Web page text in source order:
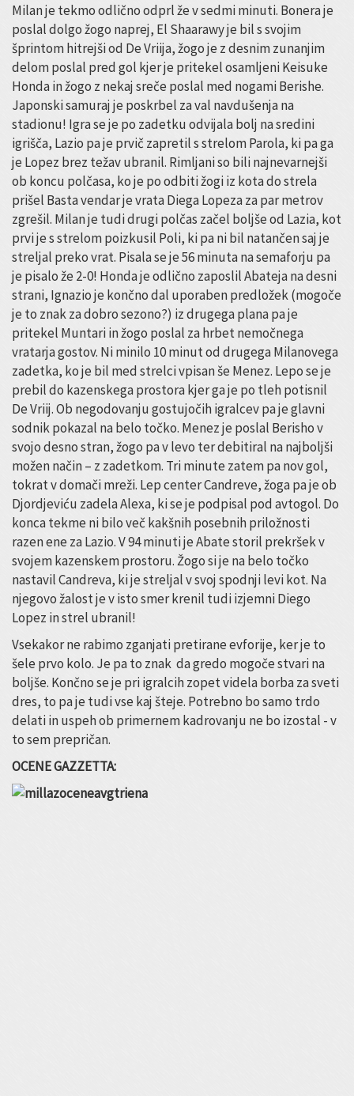
Milan je tekmo odlično odprl že v sedmi minuti. Bonera je
poslal dolgo žogo naprej, El Shaarawy je bil s svojim
šprintom hitrejši od De Vriija, žogo je z desnim zunanjim
delom poslal pred gol kjer je pritekel osamljeni Keisuke
Honda in žogo z nekaj sreče poslal med nogami Berishe.
Japonski samuraj je poskrbel za val navdušenja na
stadionu! Igra se je po zadetku odvijala bolj na sredini
igrišča, Lazio pa je prvič zapretil s strelom Parola, ki pa ga
je Lopez brez težav ubranil. Rimljani so bili najnevarnejši
ob koncu polčasa, ko je po odbiti žogi iz kota do strela
prišel Basta vendar je vrata Diega Lopeza za par metrov
zgrešil. Milan je tudi drugi polčas začel boljše od Lazia, kot
prvi je s strelom poizkusil Poli, ki pa ni bil natančen saj je
streljal preko vrat. Pisala se je 56 minuta na semaforju pa
je pisalo že 2-0! Honda je odlično zaposlil Abateja na desni
strani, Ignazio je končno dal uporaben predložek (mogoče
je to znak za dobro sezono?) iz drugega plana pa je
pritekel Muntari in žogo poslal za hrbet nemočnega
vratarja gostov. Ni minilo 10 minut od drugega Milanovega
zadetka, ko je bil med strelci vpisan še Menez. Lepo se je
prebil do kazenskega prostora kjer ga je po tleh potisnil
De Vriij. Ob negodovanju gostujočih igralcev pa je glavni
sodnik pokazal na belo točko. Menez je poslal Berisho v
svojo desno stran, žogo pa v levo ter debitiral na najboljši
možen način – z zadetkom. Tri minute zatem pa nov gol,
tokrat v domači mreži. Lep center Candreve, žoga pa je ob
Djordjeviću zadela Alexa, ki se je podpisal pod avtogol. Do
konca tekme ni bilo več kakšnih posebnih priložnosti
razen ene za Lazio. V 94 minuti je Abate storil prekršek v
svojem kazenskem prostoru. Žogo si je na belo točko
nastavil Candreva, ki je streljal v svoj spodnji levi kot. Na
njegovo žalost je v isto smer krenil tudi izjemni Diego
Lopez in strel ubranil!
Vsekakor ne rabimo zganjati pretirane evforije, ker je to
šele prvo kolo. Je pa to znak da gredo mogoče stvari na
boljše. Končno se je pri igralcih zopet videla borba za sveti
dres, to pa je tudi vse kaj šteje. Potrebno bo samo trdo
delati in uspeh ob primernem kadrovanju ne bo izostal - v
to sem prepričan.
OCENE GAZZETTA: